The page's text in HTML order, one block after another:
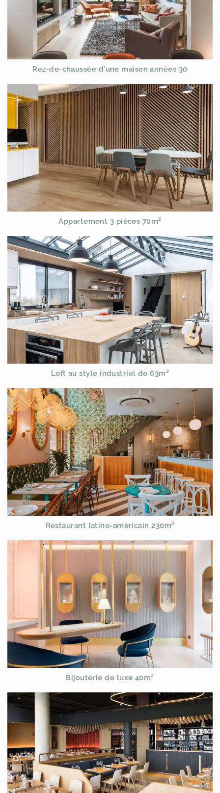
Rez-de-chaussée d'une maison années 30
Appartement 3 pièces 70m²
Loft au style industriel de 63m²
Restaurant latino-américain 230m²
Bijouterie de luxe 40m²